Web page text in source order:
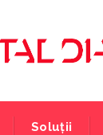
Soluții